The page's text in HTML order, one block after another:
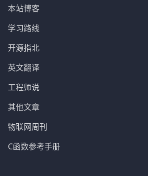
本站博客
学习路线
开源指北
英文翻译
工程师说
其他文章
物联网周刊
C函数参考手册